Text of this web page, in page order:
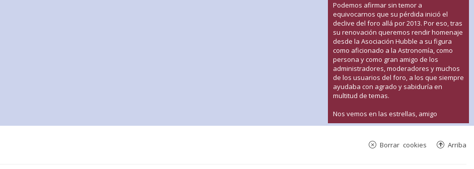
Podemos afirmar sin temor a
equivocarnos que su pérdida inició el
declive del foro allá por 2013. Por eso, tras
su renovación queremos rendir homenaje
desde la Asociación Hubble a su figura
como aficionado a la Astronomía, como
persona y como gran amigo de los
administradores, moderadores y muchos
de los usuarios del foro, a los que siempre
ayudaba con agrado y sabiduría en
multitud de temas.
Nos vemos en las estrellas, amigo
Arriba
Borrar cookies